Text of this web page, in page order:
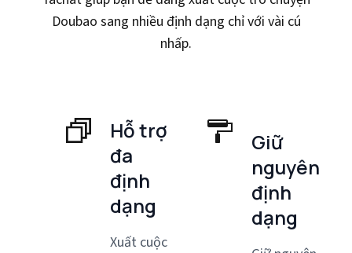
Doubao sang nhiều định dạng chỉ với vài cú
nhấp.
Hỗ trợ
đa
định
dạng
Xuất cuộc
Giữ
nguyên
định
dạng